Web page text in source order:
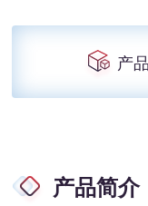
产
产品简介